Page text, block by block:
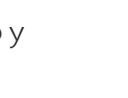
y